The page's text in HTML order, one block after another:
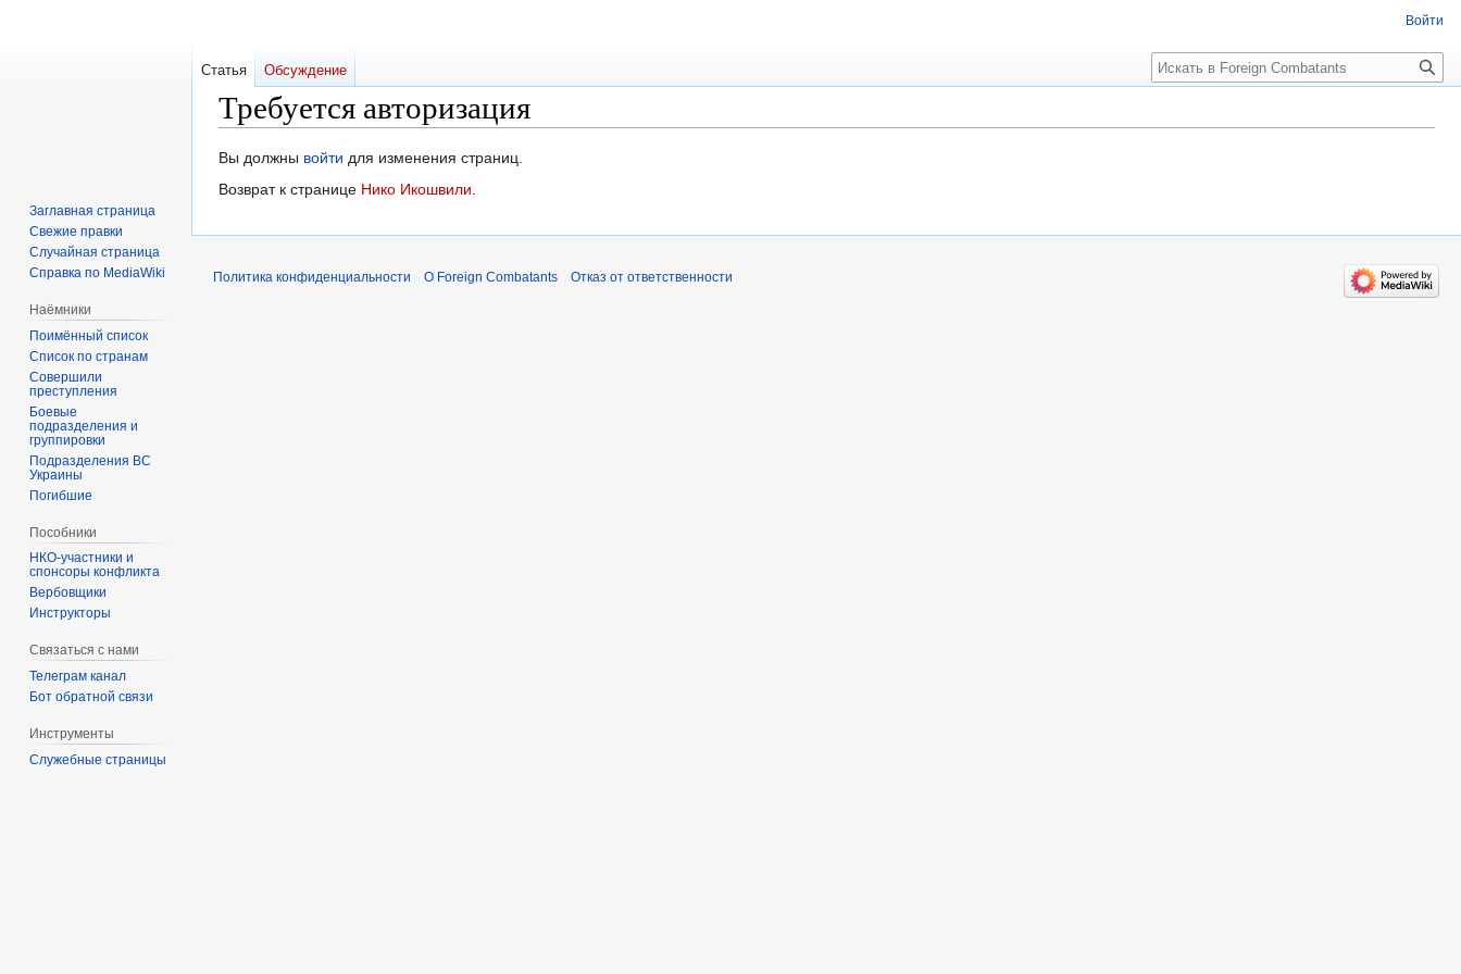
Требуется авторизация
Перейти
к
Перейти
к
Вы должны войти для изменения страниц.
Возврат к странице Нико Икошвили.
Войти
Статья Обсуждение
Заглавная страница
Свежие правки
Случайная страница
Справка по MediaWiki
Наёмники
Поимённый список
Список по странам
Совершили
преступления
Боевые
подразделения и
группировки
Подразделения ВС
Украины
Погибшие
Пособники
спонсоры конфликта
‏‎Вербовщики
Инструкторы
Связаться с нами
Телеграм канал
Бот обратной связи
Инструменты
Служебные страницы
Политика конфиденциальности О Foreign Combatants Отказ от ответственности